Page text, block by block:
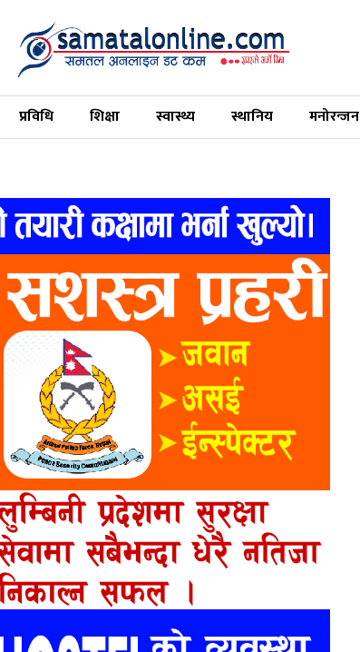
प्रविधि शिक्षा स्वास्थ्य स्थानिय मनोरन्जन